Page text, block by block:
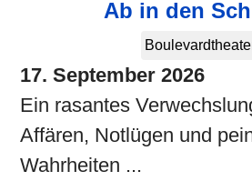
Ab in den
17. September 2026
Ein rasantes
Affären, Notlügen und
Wahrheiten ...